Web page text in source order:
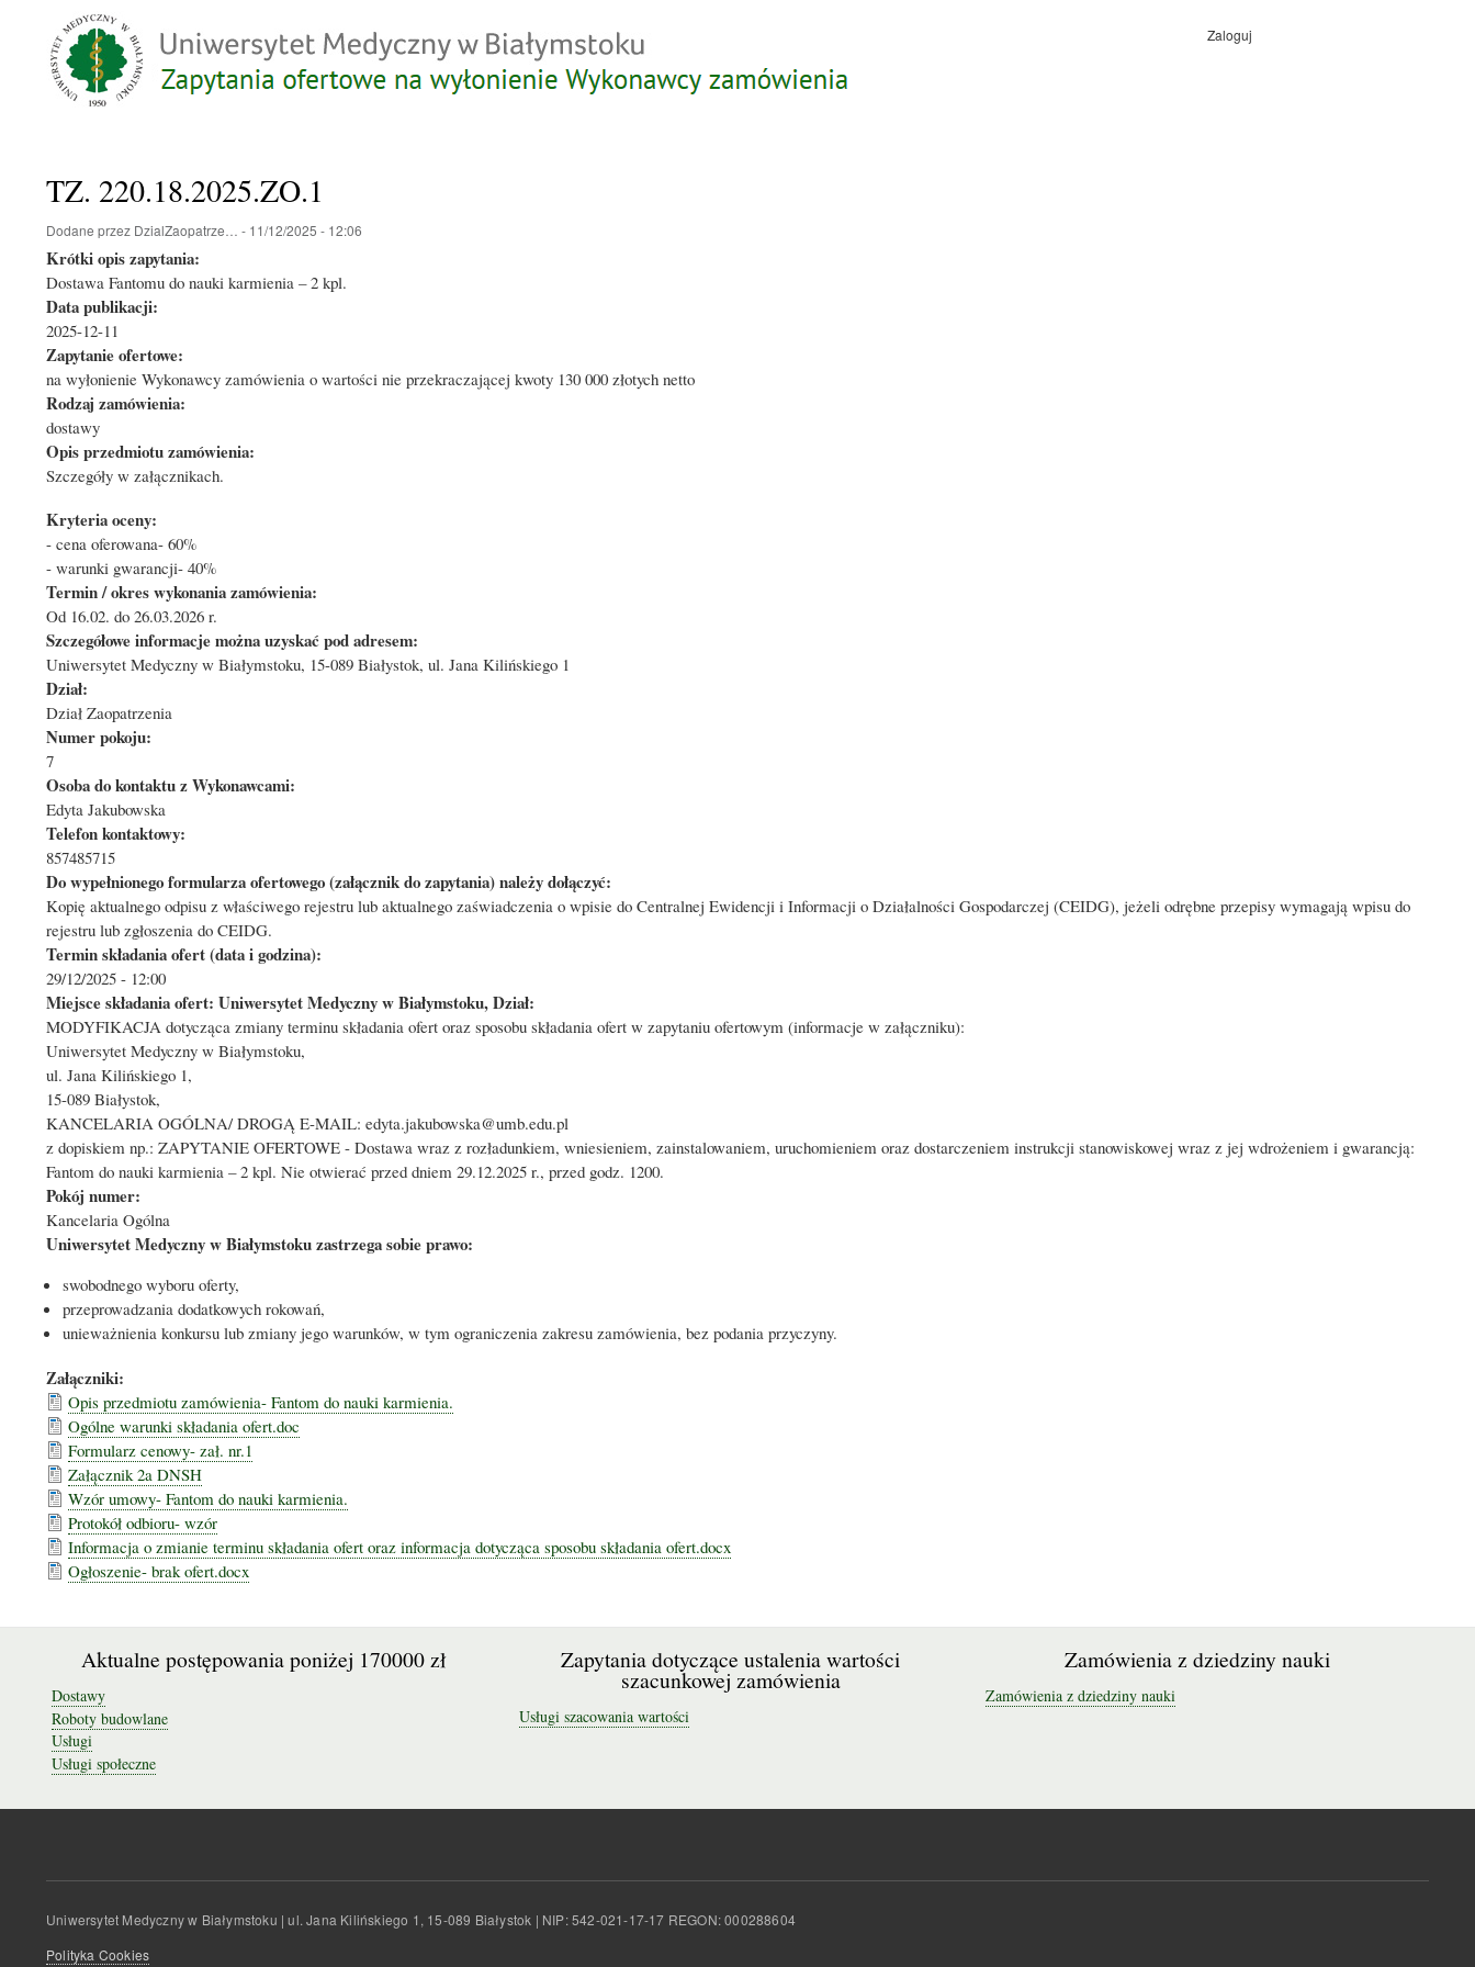
Menu
Zaloguj
TZ. 220.18.2025.ZO.1
Dodane przez DzialZaopatrze… - 11/12/2025 - 12:06
Krótki opis zapytania:
Dostawa Fantomu do nauki karmienia – 2 kpl.
Data publikacji:
2025-12-11
Zapytanie ofertowe:
na wyłonienie Wykonawcy zamówienia o wartości nie przekraczającej kwoty 130 000 złotych netto
Rodzaj zamówienia:
dostawy
Opis przedmiotu zamówienia:
Szczegóły w załącznikach.
Kryteria oceny:
- cena oferowana- 60%
- warunki gwarancji- 40%
Termin / okres wykonania zamówienia:
Od 16.02. do 26.03.2026 r.
Szczegółowe informacje można uzyskać pod adresem:
Uniwersytet Medyczny w Białymstoku, 15-089 Białystok, ul. Jana Kilińskiego 1
Dział:
Dział Zaopatrzenia
Numer pokoju:
7
Osoba do kontaktu z Wykonawcami:
Edyta Jakubowska
Telefon kontaktowy:
857485715
Do wypełnionego formularza ofertowego (załącznik do zapytania) należy dołączyć:
Kopię aktualnego odpisu z właściwego rejestru lub aktualnego zaświadczenia o wpisie do Centralnej Ewidencji i Informacji o Działalności Gospodarczej (CEIDG), jeżeli odrębne przepisy wymagają wpisu do
rejestru lub zgłoszenia do CEIDG.
Termin składania ofert (data i godzina):
29/12/2025 - 12:00
Miejsce składania ofert: Uniwersytet Medyczny w Białymstoku, Dział:
MODYFIKACJA dotycząca zmiany terminu składania ofert oraz sposobu składania ofert w zapytaniu ofertowym (informacje w załączniku):
Uniwersytet Medyczny w Białymstoku,
ul. Jana Kilińskiego 1,
15-089 Białystok,
KANCELARIA OGÓLNA/ DROGĄ E-MAIL: edyta.jakubowska@umb.edu.pl
z dopiskiem np.: ZAPYTANIE OFERTOWE - Dostawa wraz z rozładunkiem, wniesieniem, zainstalowaniem, uruchomieniem oraz dostarczeniem instrukcji stanowiskowej wraz z jej wdrożeniem i gwarancją:
Fantom do nauki karmienia – 2 kpl. Nie otwierać przed dniem 29.12.2025 r., przed godz. 1200.
Pokój numer:
Kancelaria Ogólna
Uniwersytet Medyczny w Białymstoku zastrzega sobie prawo:
swobodnego wyboru oferty,
przeprowadzania dodatkowych rokowań,
unieważnienia konkursu lub zmiany jego warunków, w tym ograniczenia zakresu zamówienia, bez podania przyczyny.
Załączniki:
Opis przedmiotu zamówienia- Fantom do nauki karmienia.
Ogólne warunki składania ofert.doc
Formularz cenowy- zał. nr.1
Załącznik 2a DNSH
Wzór umowy- Fantom do nauki karmienia.
Protokół odbioru- wzór
Informacja o zmianie terminu składania ofert oraz informacja dotycząca sposobu składania ofert.docx
Ogłoszenie- brak ofert.docx
Aktualne postępowania poniżej 170000 zł
Dostawy
Roboty budowlane
Usługi
Usługi społeczne
Zapytania dotyczące ustalenia wartości
szacunkowej zamówienia
Usługi szacowania wartości
Zamówienia z dziedziny nauki
Zamówienia z dziedziny nauki
Uniwersytet Medyczny w Białymstoku | ul. Jana Kilińskiego 1, 15-089 Białystok | NIP: 542-021-17-17 REGON: 000288604
Polityka Cookies